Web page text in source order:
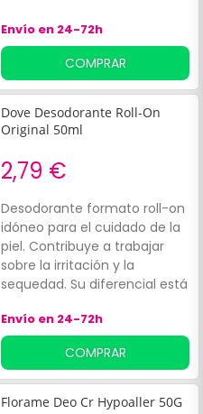
Envío en 24-72h
COMPRAR
Dove Desodorante Roll-On
Original 50ml
2,79 €
Desodorante formato roll-on
idóneo para el cuidado de la
piel. Contribuye a trabajar
sobre la irritación y la
sequedad. Su diferencial está
humectante y en la
combinación exclusiva de
sus ingredientes, otorgándole
a la piel un 17% más de
humectación que otros
Envío en 24-72h
COMPRAR
Florame Deo Cr Hypoaller 50G